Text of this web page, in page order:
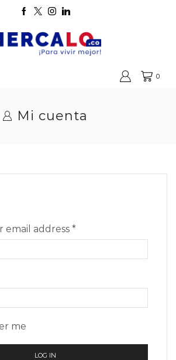
0
Mi cuenta
email address *Required
me
LOG IN